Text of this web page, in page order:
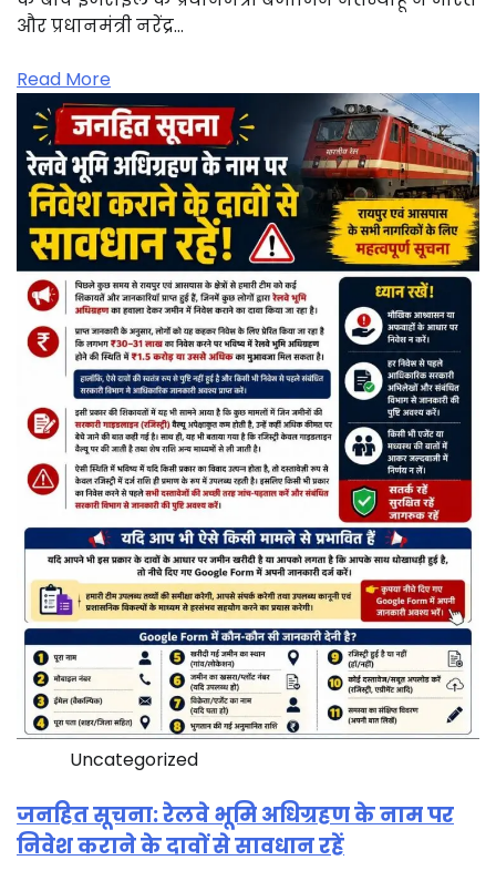
और प्रधानमंत्री नरेंद्र…
Read More
Uncategorized
जनहित सूचना: रेलवे भूमि अधिग्रहण के नाम पर
निवेश कराने के दावों से सावधान रहें